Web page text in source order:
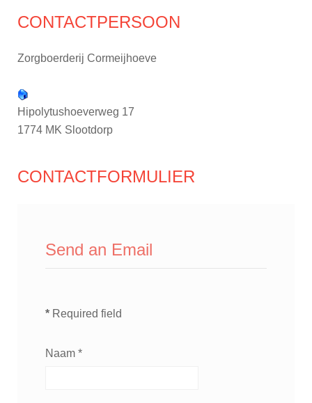
CONTACTPERSOON
Zorgboerderij Cormeijhoeve
Hipolytushoeverweg 17
1774 MK Slootdorp
CONTACTFORMULIER
Send an Email
* Required field
Naam *